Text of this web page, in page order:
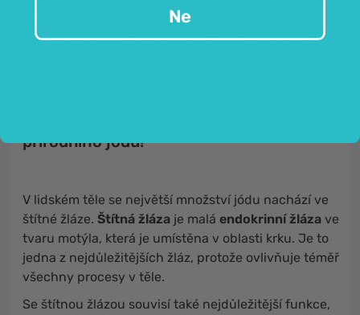
značky FutuNatura je doplněk stravy ve
přírodního jódu!
V lidském těle se největší množství jódu nachází ve
štítné žláze. Štítná žláza je malá endokrinní žláza ve
tvaru motýla, která je umístěna v oblasti krku. Je to
jedna z nejdůležitějších žláz, protože ovlivňuje téměř
všechny procesy v těle.
Se štítnou žlázou souvisí také nejdůležitější funkce,
Ne